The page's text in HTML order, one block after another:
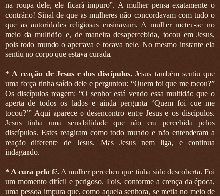
na roupa dele, ele ficará impuro”. A mulher pensa exatamente o
contrário! Sinal de que as mulheres não concordavam com tudo o
que as autoridades religiosas ensinavam. A mulher meteu-se no
meio da multidão e, de maneira desapercebida, tocou em Jesus,
pois todo mundo o apertava e tocava nele. No mesmo instante ela
sentiu no corpo que estava curada.
* A reação de Jesus e dos discípulos. Jesus também sentiu que
uma força tinha saído dele e perguntou: “Quem foi que me tocou?”
Os discípulos reagem: “O senhor está vendo essa multidão que o
aperta de todos os lados e ainda pergunta ‘Quem foi que me
tocou?’” Aqui aparece o desencontro entre Jesus e os discípulos.
Jesus tinha uma sensibilidade que não era percebida pelos
discípulos. Estes reagiram como todo mundo e não entenderam a
reação diferente de Jesus. Mas Jesus nem liga, e continua
indagando.
* A cura pela fé.A mulher percebeu que tinha sido descoberta. Foi
um momento difícil e perigoso. Pois, conforme a crença da época,
uma pessoa impura que, como aquela senhora, se metia no meio de